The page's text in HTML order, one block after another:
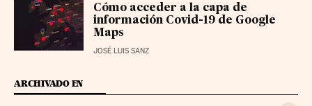
Cómo acceder a la capa de
información Covid-19 de Google
Maps
JOSÉ LUIS SANZ
ARCHIVADO EN